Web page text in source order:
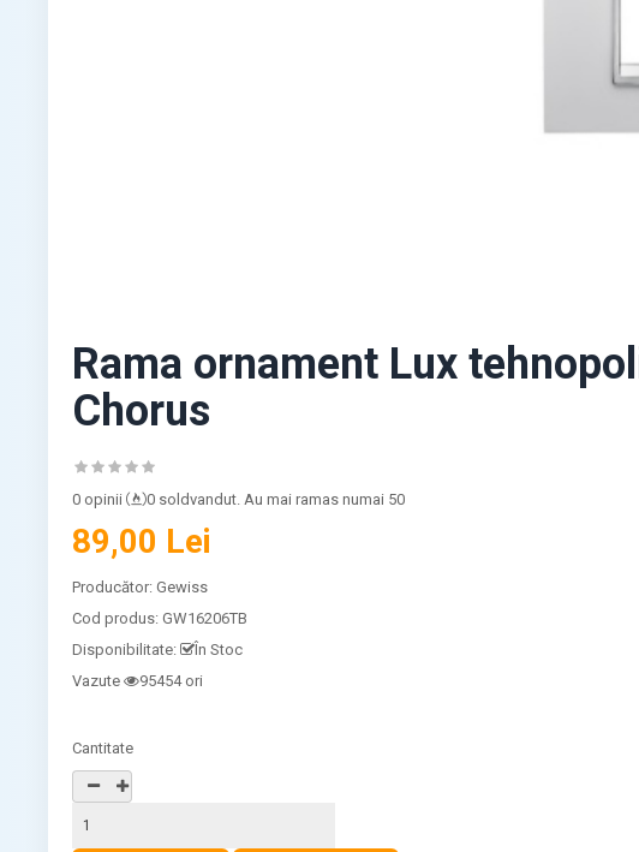
Rama ornament Lux
Chorus
0 opinii 0 soldvandut. Au mai ramas numai 50
89,00 Lei
Producător:Gewiss
Cod produs:GW16206TB
Disponibilitate:
În Stoc
Vazute
95454 ori
Cantitate